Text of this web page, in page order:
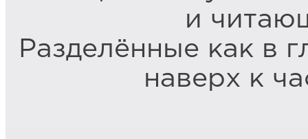
и
Разделённые как в
наверх к